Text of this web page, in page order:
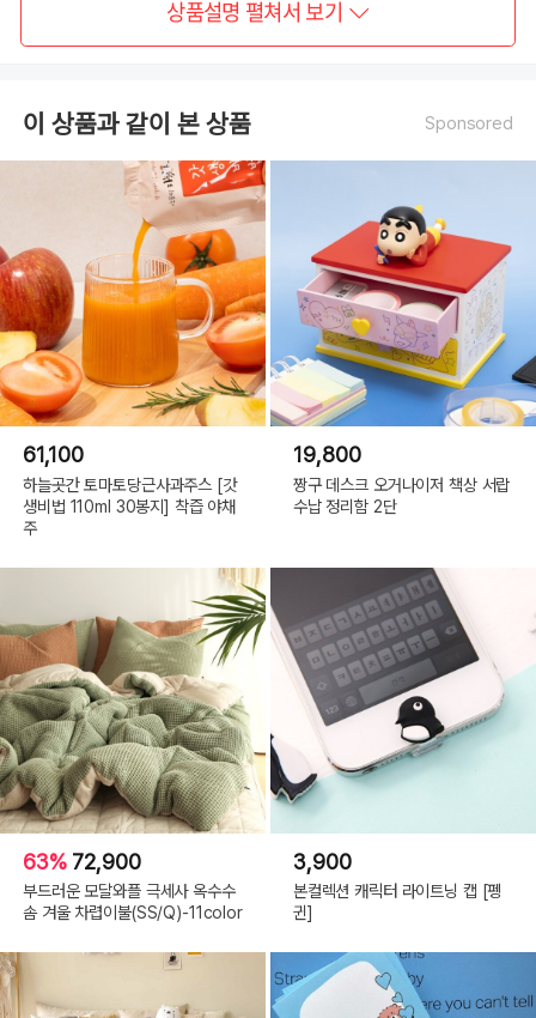
상품설명 펼쳐서 보기
이 상품과 같이 본 상품 Sponsored
61,100
하늘곳간 토마토당근사과주스 [갓
생비법 110ml 30봉지] 착즙 야채
주
19,800
짱구 데스크 오거나이저 책상 서랍
수납 정리함 2단
63% 72,900
부드러운 모달와플 극세사 옥수수
솜 겨울 차렵이불(SS/Q)-11color
3,900
본컬렉션 캐릭터 라이트닝 캡 [펭
귄]